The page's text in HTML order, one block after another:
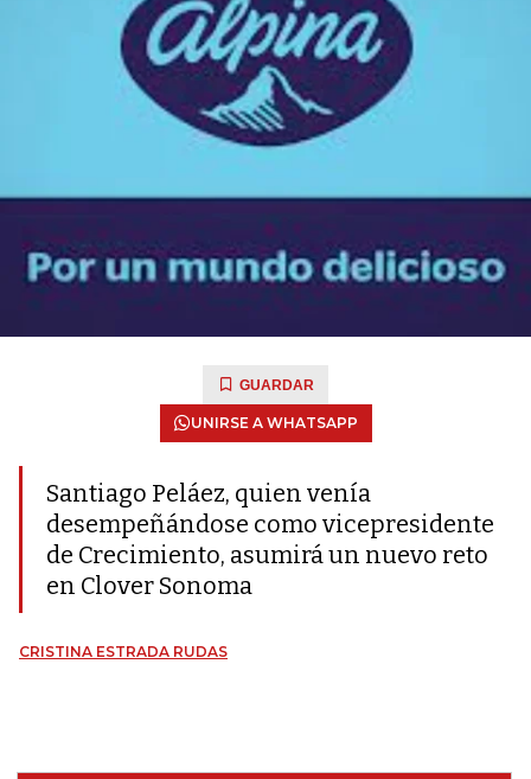
GUARDAR
UNIRSE A WHATSAPP
Santiago Peláez, quien venía
desempeñándose como vicepresidente
de Crecimiento, asumirá un nuevo reto
en Clover Sonoma
CRISTINA ESTRADA RUDAS